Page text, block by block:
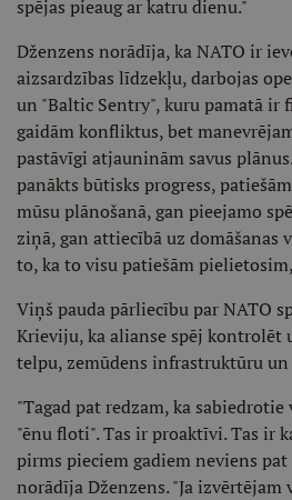
spējas pieaug ar katru dienu."
Dženzens norādīja, ka NATO ir
aizsardzības līdzekļu, darbojas
un "Baltic Sentry", kuru pamatā ir
gaidām konfliktus, bet
pastāvīgi atjauninām savus
panākts būtisks progress,
mūsu plānošanā, gan pieejamo
ziņā, gan attiecībā uz domāšanas
to, ka to visu patiešām
Viņš pauda pārliecību par NATO
Krieviju, ka alianse spēj kontrolēt
telpu, zemūdens infrastruktūru
"Tagad pat redzam, ka
"ēnu floti". Tas ir proaktīvi. Tas ir
pirms pieciem gadiem neviens
norādīja Dženzens. "Ja izvērtējam